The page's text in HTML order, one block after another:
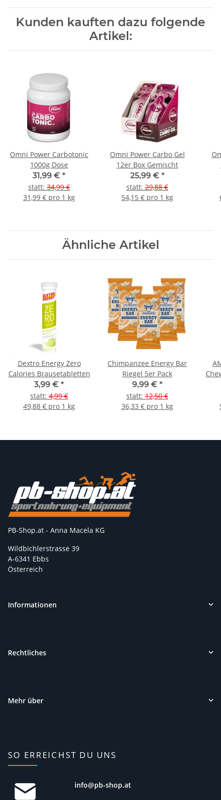
Kunden kauften dazu folgende
Artikel:
Omni Power Carbotonic
1000g Dose
31,99 € *
statt: 34,99 €
31,99 € pro 1 kg
Omni Power Carbo Gel
12er Box Gemischt
25,99 € *
statt: 29,88 €
54,15 € pro 1 kg
Ähnliche Artikel
Dextro Energy Zero
Calories Brausetabletten
3,99 € *
statt: 4,99 €
49,88 € pro 1 kg
Chimpanzee Energy Bar
Riegel 5er Pack
9,99 € *
statt: 12,50 €
36,33 € pro 1 kg
PB-Shop.at - Anna Macela KG
Wildbichlerstrasse 39
A-6341 Ebbs
Österreich
Informationen
Rechtliches
Mehr über
SO ERREICHST DU UNS
info@pb-shop.at